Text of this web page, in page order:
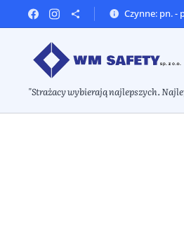
Czynne: pn. -
"Strażacy wybierają najlepszych.